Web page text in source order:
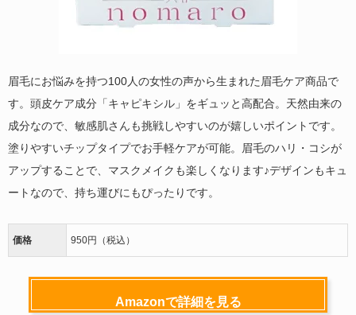
眉毛にお悩みを持つ100人の女性の声から生まれた眉毛ケア商品で
す。頭皮ケア成分「キャピキシル」をギュッと高配合。天然由来の
成分なので、敏感肌さんも挑戦しやすいのが嬉しいポイントです。
塗りやすいチップタイプでお手軽ケアが可能。眉毛のハリ・コシが
アップすることで、マスクメイクも楽しくなります♪デザインもキュ
ートなので、持ち運びにもぴったりです。
価格 950円（税込）
Amazonで詳細を見る